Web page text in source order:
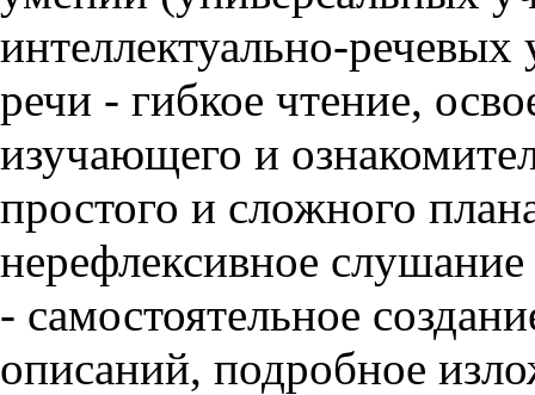
интеллектуально-
речи - гибкое чтение,
изучающего и
простого и сложного
нерефлексивное
- самостоятельное
описаний, подробное